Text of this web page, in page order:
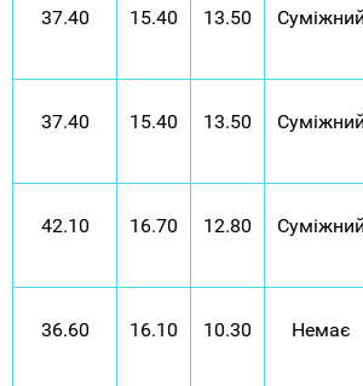
37.40 15.40 13.50 Суміжний
37.40 15.40 13.50 Суміжний
42.10 16.70 12.80 Суміжний
36.60 16.10 10.30 Немає